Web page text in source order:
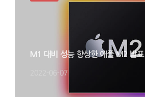
M1 대비 성능 향상한 애플 M2 발표
2022-06-07